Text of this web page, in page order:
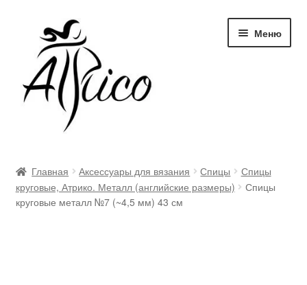
Перейти
навигации
Перейти
содержимому
Меню
Правила и условия
Главная Аксессуары для вязания Спицы
Спицы
круговые, Атрико. Металл (английские размеры)
Спицы
круговые металл №7 (~4,5 мм) 43 см